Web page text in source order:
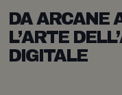
DA ARCANE
L’ARTE
DIGITALE​​​​​​​​​​​​​​​​